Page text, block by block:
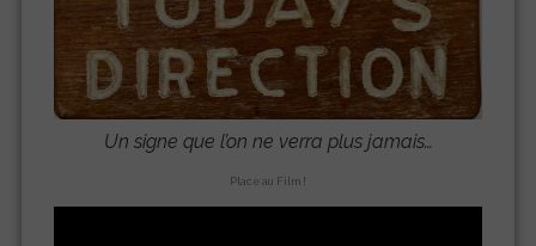
Un signe que l’on ne verra plus jamais…
Place au Film !